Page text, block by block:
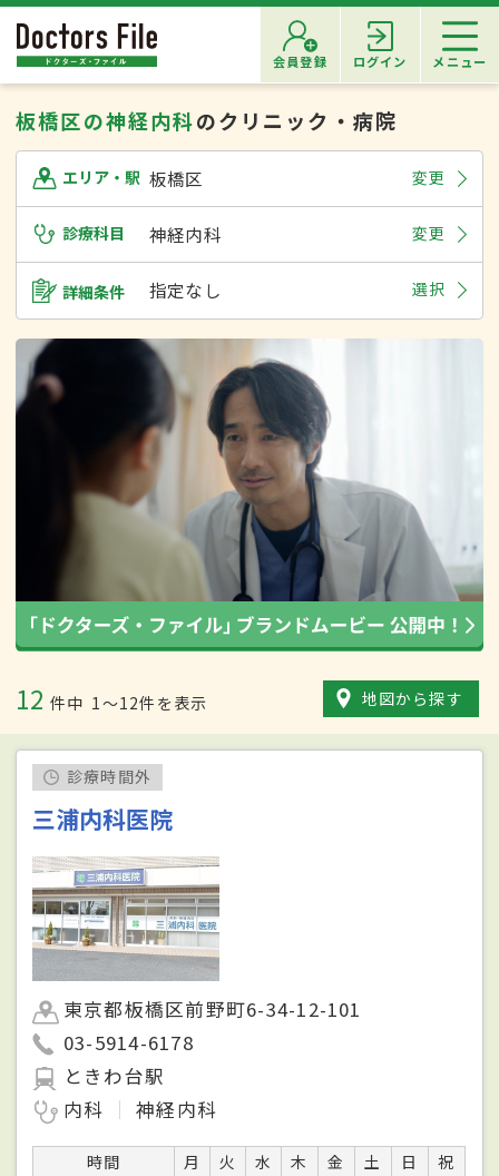
会員登録 ログイン メニュー
板橋区の神経内科のクリニック・病院
エリア・駅 板橋区 変更
診療科目 神経内科 変更
詳細条件 指定なし 選択
12 件中 1〜12件を表示 地図から探す
診療時間外
三浦内科医院
東京都板橋区前野町6-34-12-101
03-5914-6178
ときわ台駅
内科
神経内科
時間 月 火 水 木 金 土 日
祝